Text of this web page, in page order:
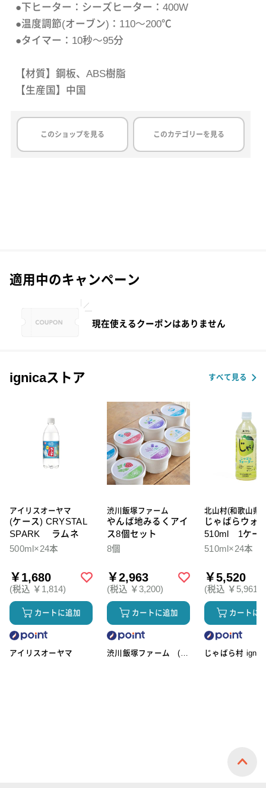
●下ヒーター：シーズヒーター：400W
●温度調節(オーブン)：110～200℃
●タイマー：10秒～95分
【材質】鋼板、ABS樹脂
【生産国】中国
このショップを見る このカテゴリーを見る
適用中のキャンペーン
現在使えるクーポンはありません
ignicaストア すべて見る
アイリスオーヤマ
(ケース) CRYSTAL
SPARK ラムネ
500ml×24本
￥1,680
(税込 ￥1,814)
カートに追加
アイリスオーヤマ
渋川飯塚ファーム
やんば地みるくアイ
ス8個セット
8個
￥2,963
(税込 ￥3,200)
カートに追加
渋川飯塚ファーム (ア
北山村(和歌山県)
じゃばらウォ
510ml 1ケー
本入
510ml×24本
￥5,520
(税込 ￥5,961)
カートに
じゃばら村